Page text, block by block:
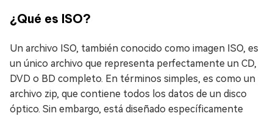
¿Qué es ISO?
Un archivo ISO, también conocido como imagen ISO, es
un único archivo que representa perfectamente un CD,
DVD o BD completo. En términos simples, es como un
archivo zip, que contiene todos los datos de un disco
óptico. Sin embargo, está diseñado específicamente